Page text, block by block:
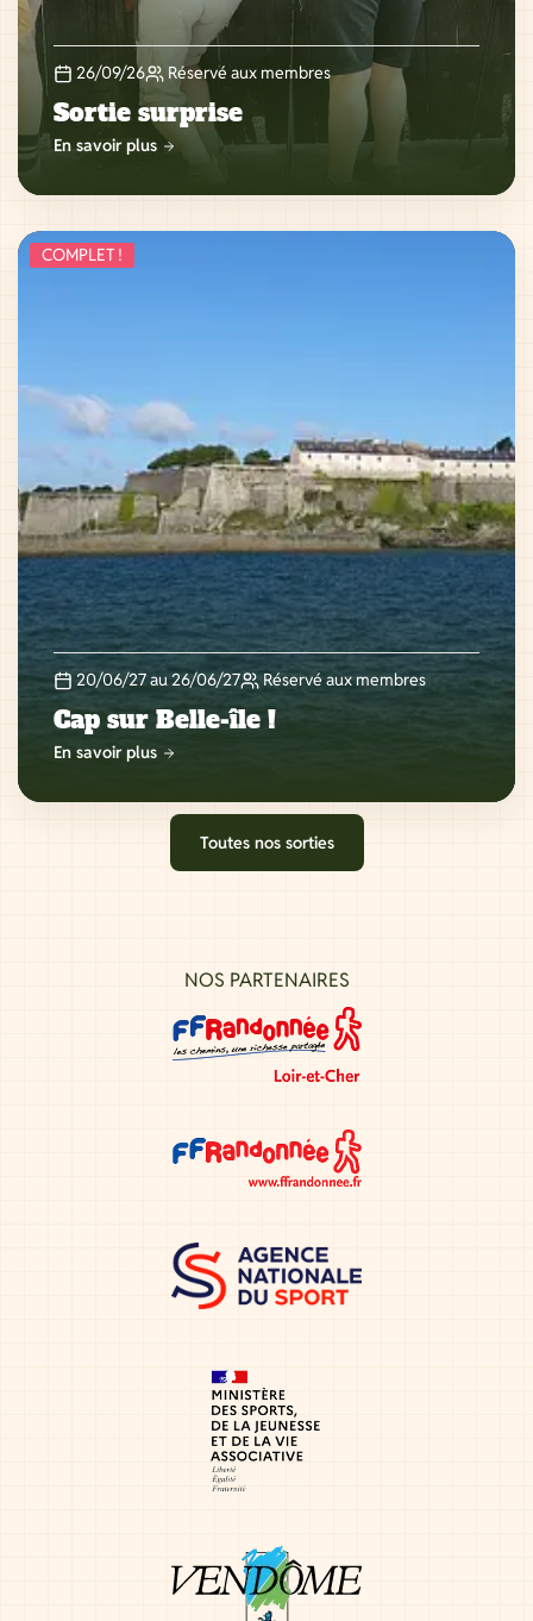
26/09/26 Réservé aux membres
Sortie surprise
En savoir plus
COMPLET !
20/06/27 au 26/06/27 Réservé aux membres
Cap sur Belle-île !
En savoir plus
Toutes nos sorties
NOS PARTENAIRES